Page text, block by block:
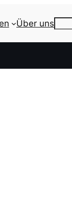
Über uns